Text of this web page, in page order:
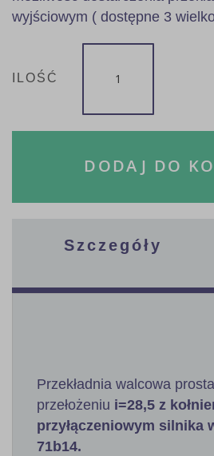
wyjściowym ( dostępne 3
ILOŚĆ
DODAJ DO
Szczegóły
Przekładnia walcowa prosta
przełożeniu i=28,5 z
przyłączeniowym silnika
71b14.